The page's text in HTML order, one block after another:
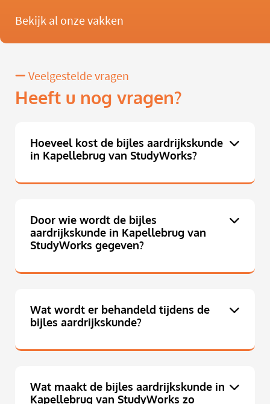
Bekijk al onze vakken
Veelgestelde vragen
Heeft u nog vragen?
Hoeveel kost de bijles aardrijkskunde
in Kapellebrug van StudyWorks?
Door wie wordt de bijles
aardrijkskunde in Kapellebrug van
StudyWorks gegeven?
Wat wordt er behandeld tijdens de
bijles aardrijkskunde?
Wat maakt de bijles aardrijkskunde in
Kapellebrug van StudyWorks zo